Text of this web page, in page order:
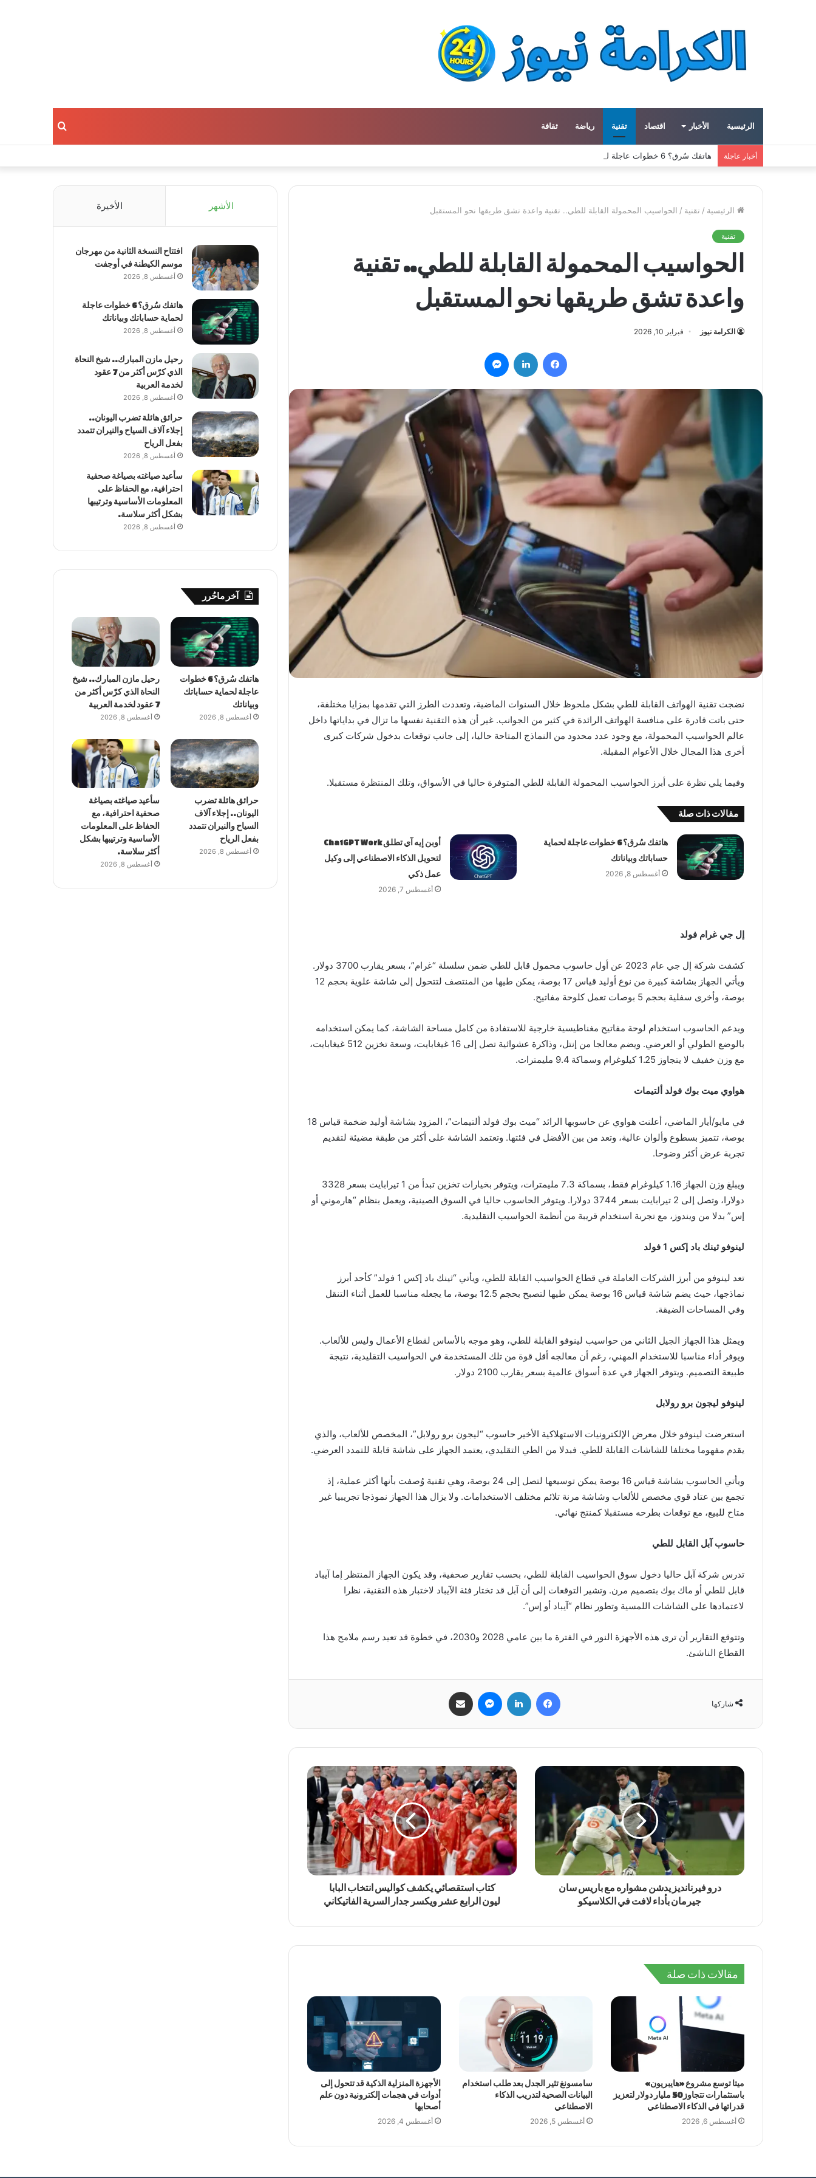
الرئيسية الأخبار اقتصاد تقنية رياضة ثقافة بحث
أخبار عاجلة هاتفك سُرق؟ 6 خطوات عاجلة لحماية حساباتك وبياناتك
الرئيسية / تقنية / الحواسيب المحمولة القابلة للطي.. تقنية واعدة تشق طريقها نحو المستقبل
تقنية
الحواسيب المحمولة القابلة للطي.. تقنية
واعدة تشق طريقها نحو المستقبل
الكرامة نيوز فبراير 10, 2026
فيسبوك لينكدإن
نضجت تقنية الهواتف القابلة للطي بشكل ملحوظ خلال السنوات الماضية، وتعددت الطرز التي تقدمها بمزايا مختلفة،
حتى باتت قادرة على منافسة الهواتف الرائدة في كثير من الجوانب. غير أن هذه التقنية نفسها ما تزال في بداياتها داخل
عالم الحواسيب المحمولة، مع وجود عدد محدود من النماذج المتاحة حاليا، إلى جانب توقعات بدخول شركات كبرى
أخرى هذا المجال خلال الأعوام المقبلة.
وفيما يلي نظرة على أبرز الحواسيب المحمولة القابلة للطي المتوفرة حاليا في الأسواق، وتلك المنتظرة مستقبلا.
مقالات ذات صلة
هاتفك سُرق؟ 6 خطوات عاجلة لحماية
حساباتك وبياناتك
أغسطس 8, 2026
أوبن إيه آي تطلق ChatGPT Work
لتحويل الذكاء الاصطناعي إلى وكيل
عمل ذكي
أغسطس 7, 2026
إل جي غرام فولد
كشفت شركة إل جي عام 2023 عن أول حاسوب محمول قابل للطي ضمن سلسلة “غرام”، بسعر يقارب 3700 دولار.
ويأتي الجهاز بشاشة كبيرة من نوع أوليد قياس 17 بوصة، يمكن طيها من المنتصف لتتحول إلى شاشة علوية بحجم 12
بوصة، وأخرى سفلية بحجم 5 بوصات تعمل كلوحة مفاتيح.
ويدعم الحاسوب استخدام لوحة مفاتيح مغناطيسية خارجية للاستفادة من كامل مساحة الشاشة، كما يمكن استخدامه
بالوضع الطولي أو العرضي. ويضم معالجا من إنتل، وذاكرة عشوائية تصل إلى 16 غيغابايت، وسعة تخزين 512 غيغابايت،
مع وزن خفيف لا يتجاوز 1.25 كيلوغرام وسماكة 9.4 مليمترات.
هواوي ميت بوك فولد ألتيمات
في مايو/أيار الماضي، أعلنت هواوي عن حاسوبها الرائد “ميت بوك فولد ألتيمات”، المزود بشاشة أوليد ضخمة قياس 18
بوصة، تتميز بسطوع وألوان عالية، وتعد من بين الأفضل في فئتها. وتعتمد الشاشة على أكثر من طبقة مضيئة لتقديم
تجربة عرض أكثر وضوحا.
ويبلغ وزن الجهاز 1.16 كيلوغرام فقط، بسماكة 7.3 مليمترات، ويتوفر بخيارات تخزين تبدأ من 1 تيرابايت بسعر 3328
دولارا، وتصل إلى 2 تيرابايت بسعر 3744 دولارا. ويتوفر الحاسوب حاليا في السوق الصينية، ويعمل بنظام “هارموني أو
إس” بدلا من ويندوز، مع تجربة استخدام قريبة من أنظمة الحواسيب التقليدية.
لينوفو ثينك باد إكس 1 فولد
تعد لينوفو من أبرز الشركات العاملة في قطاع الحواسيب القابلة للطي، ويأتي “ثينك باد إكس 1 فولد” كأحد أبرز
نماذجها، حيث يضم شاشة قياس 16 بوصة يمكن طيها لتصبح بحجم 12.5 بوصة، ما يجعله مناسبا للعمل أثناء التنقل
وفي المساحات الضيقة.
ويمثل هذا الجهاز الجيل الثاني من حواسيب لينوفو القابلة للطي، وهو موجه بالأساس لقطاع الأعمال وليس للألعاب.
ويوفر أداء مناسبا للاستخدام المهني، رغم أن معالجه أقل قوة من تلك المستخدمة في الحواسيب التقليدية، نتيجة
طبيعة التصميم. ويتوفر الجهاز في عدة أسواق عالمية بسعر يقارب 2100 دولار.
لينوفو ليجون برو رولابل
استعرضت لينوفو خلال معرض الإلكترونيات الاستهلاكية الأخير حاسوب “ليجون برو رولابل”، المخصص للألعاب، والذي
يقدم مفهوما مختلفا للشاشات القابلة للطي. فبدلا من الطي التقليدي، يعتمد الجهاز على شاشة قابلة للتمدد العرضي.
ويأتي الحاسوب بشاشة قياس 16 بوصة يمكن توسيعها لتصل إلى 24 بوصة، وهي تقنية وُصفت بأنها أكثر عملية، إذ
تجمع بين عتاد قوي مخصص للألعاب وشاشة مرنة تلائم مختلف الاستخدامات. ولا يزال هذا الجهاز نموذجا تجريبيا غير
متاح للبيع، مع توقعات بطرحه مستقبلا كمنتج نهائي.
حاسوب آبل القابل للطي
تدرس شركة آبل حاليا دخول سوق الحواسيب القابلة للطي، بحسب تقارير صحفية، وقد يكون الجهاز المنتظر إما آيباد
قابل للطي أو ماك بوك بتصميم مرن. وتشير التوقعات إلى أن آبل قد تختار فئة الآيباد لاختبار هذه التقنية، نظرا
لاعتمادها على الشاشات اللمسية وتطور نظام “آيباد أو إس”.
وتتوقع التقارير أن ترى هذه الأجهزة النور في الفترة ما بين عامي 2028 و2030، في خطوة قد تعيد رسم ملامح هذا
القطاع الناشئ.
شاركها
فيسبوك لينكدإن ماسنجر
درو فيرنانديز يدشن مشواره مع باريس سان
جيرمان بأداء لافت في الكلاسيكو
كتاب استقصائي يكشف كواليس انتخاب البابا
ليون الرابع عشر ويكسر جدار السرية الفاتيكاني
مقالات ذات صلة
ميتا توسع مشروع «هايبريون»
باستثمارات تتجاوز 50 مليار دولار لتعزيز
قدراتها في الذكاء الاصطناعي
أغسطس 6, 2026
سامسونغ تثير الجدل بعد طلب استخدام
البيانات الصحية لتدريب الذكاء
الاصطناعي
أغسطس 5, 2026
الأجهزة المنزلية الذكية قد تتحول إلى
أدوات في هجمات إلكترونية دون علم
أصحابها
أغسطس 4, 2026
الأشهر الأخيرة
افتتاح النسخة الثانية من مهرجان
موسم الكيطنة في أوجفت
أغسطس 8, 2026
هاتفك سُرق؟ 6 خطوات عاجلة
لحماية حساباتك وبياناتك
أغسطس 8, 2026
رحيل مازن المبارك.. شيخ النحاة
الذي كرّس أكثر من 7 عقود
لخدمة العربية
أغسطس 8, 2026
حرائق هائلة تضرب اليونان..
إجلاء آلاف السياح والنيران تتمدد
بفعل الرياح
أغسطس 8, 2026
سأعيد صياغته بصياغة صحفية
احترافية، مع الحفاظ على
المعلومات الأساسية وترتيبها
بشكل أكثر سلاسة.
أغسطس 8, 2026
آخر ماحُرر
هاتفك سُرق؟ 6 خطوات
عاجلة لحماية حساباتك
وبياناتك
أغسطس 8, 2026
رحيل مازن المبارك.. شيخ
النحاة الذي كرّس أكثر من
7 عقود لخدمة العربية
أغسطس 8, 2026
حرائق هائلة تضرب
اليونان.. إجلاء آلاف
السياح والنيران تتمدد
بفعل الرياح
أغسطس 8, 2026
سأعيد صياغته بصياغة
صحفية احترافية، مع
الحفاظ على المعلومات
الأساسية وترتيبها بشكل
أكثر سلاسة.
أغسطس 8, 2026